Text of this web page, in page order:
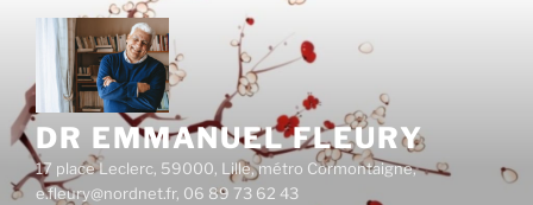
Aller
contenu
principal
DR EMMANUEL FLEURY
17 place Leclerc, 59000, Lille, métro Cormontaigne,
e.fleury@nordnet.fr, 06 89 73 62 43